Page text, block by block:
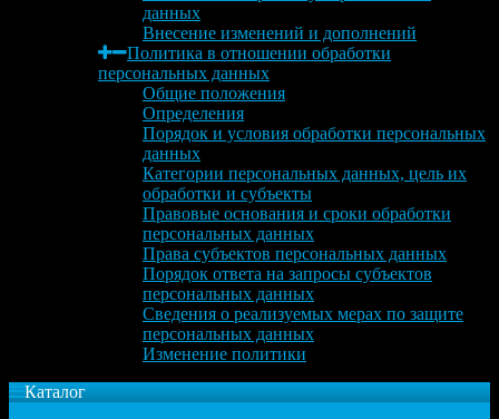
данных
Внесение изменений и дополнений
Политика в отношении обработки
персональных данных
Общие положения
Определения
Порядок и условия обработки персональных
данных
Категории персональных данных, цель их
обработки и субъекты
Правовые основания и сроки обработки
персональных данных
Права субъектов персональных данных
Порядок ответа на запросы субъектов
персональных данных
Сведения о реализуемых мерах по защите
персональных данных
Изменение политики
Каталог